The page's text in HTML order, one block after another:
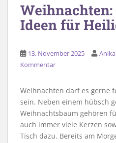
Ideen für
13. November 2025 Anika
Kommentar
Weihnachten darf es gerne
sein. Neben einem hübsch
Weihnachtsbaum gehören
auch immer viele Kerzen
Tisch dazu. Bereits am